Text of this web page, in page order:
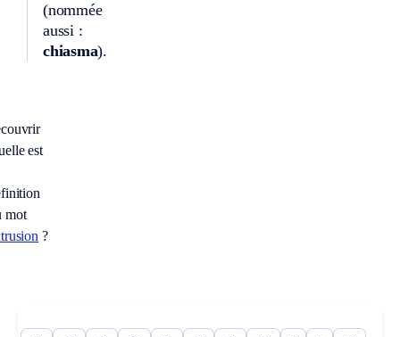
(nommée
aussi :
chiasma).
est
mot
?